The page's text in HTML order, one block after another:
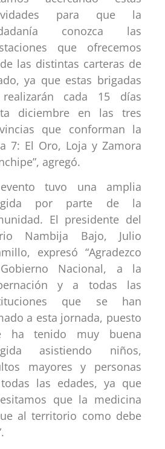
para que la
conozca las
que ofrecemos
las distintas carteras de
ya que estas brigadas
cada 15 días
diciembre en las tres
que conforman la
7: El Oro, Loja y Zamora
agregó.
tuvo una amplia
por parte de la
El presidente del
Nambija Bajo, Julio
expresó “Agradezco
Nacional, a la
y a todas las
que se han
a esta jornada, puesto
ha tenido muy buena
asistiendo niños,
mayores y personas
las edades, ya que
que la medicina
al territorio como debe